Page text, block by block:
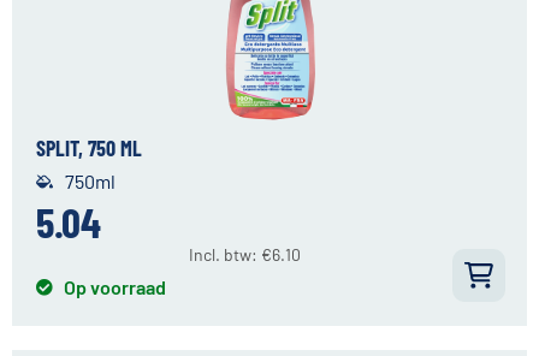
SPLIT, 750 ML
750ml
5.04
Incl. btw: €6.10
Op voorraad